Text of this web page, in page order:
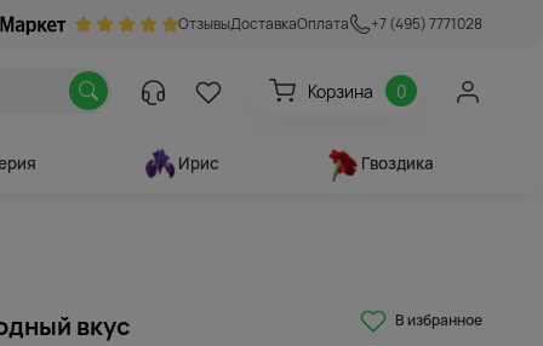
ОтзывыДоставкаОплата +7 (495) 7771028
Корзина 0
Ирис Гвоздика
вкус
В избранное